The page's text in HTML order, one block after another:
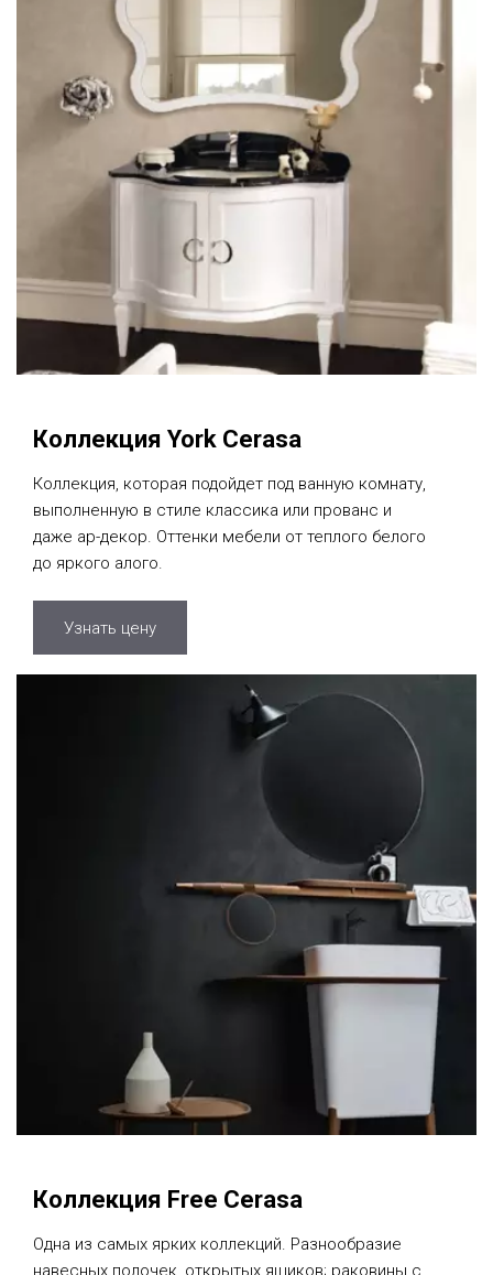
Коллекция York Cerasa
Коллекция, которая подойдет под ванную комнату,
выполненную в стиле классика или прованс и
даже ар-декор. Оттенки мебели от теплого белого
до яркого алого.
Узнать цену
Коллекция Free Cerasa
Одна из самых ярких коллекций. Разнообразие
навесных полочек, открытых ящиков; раковины с